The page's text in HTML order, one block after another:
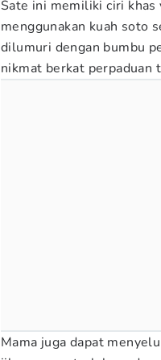
Sate ini memiliki ciri khas
menggunakan kuah soto
dilumuri dengan bumbu
nikmat berkat perpaduan
Mama juga dapat